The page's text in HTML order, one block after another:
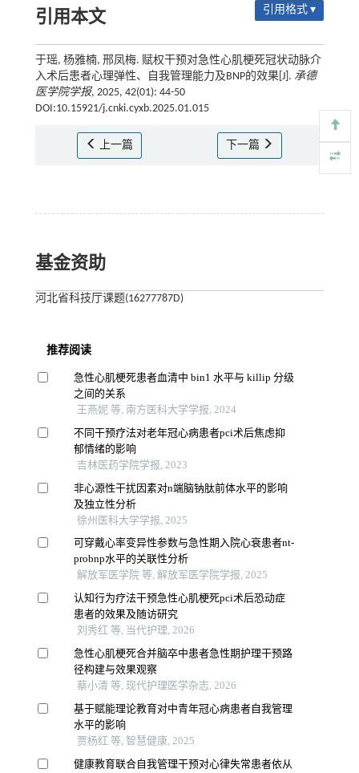
引用本文 引用格式 ▾
于瑶, 杨雅楠, 邢凤梅. 赋权干预对急性心肌梗死冠状动脉介
入术后患者心理弹性、自我管理能力及BNP的效果[J]. 承德
医学院学报, 2025, 42(01): 44-50
DOI:10.15921/j.cnki.cyxb.2025.01.015
上一篇 下一篇
基金资助
河北省科技厅课题(16277787D)